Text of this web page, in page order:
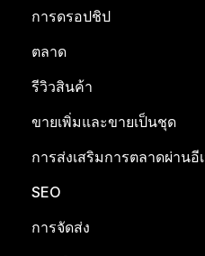
การดรอปชิป
ตลาด
รีวิวสินค้า
ขายเพิ่มและขายเป็นชุด
การส่งเสริมการตลาดผ่านอี
SEO
การจัดส่ง